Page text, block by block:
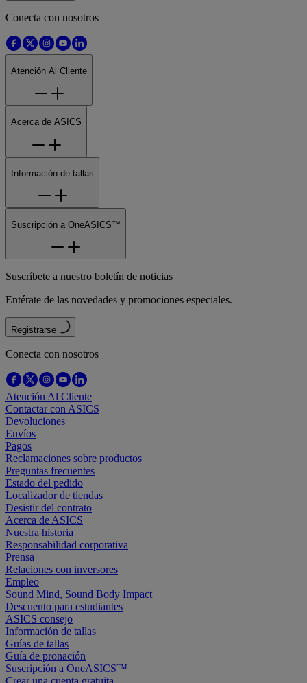
Conecta con nosotros
Atención Al Cliente
Acerca de ASICS
Información de tallas
Suscripción a OneASICS™
Suscríbete a nuestro boletín de noticias
Entérate de las novedades y promociones especiales.
Registrarse
Conecta con nosotros
Atención Al Cliente
Contactar con ASICS
Devoluciones
Envíos
Pagos
Reclamaciones sobre productos
Preguntas frecuentes
Estado del pedido
Localizador de tiendas
Desistir del contrato
Acerca de ASICS
Nuestra historia
Responsabilidad corporativa
Prensa
Relaciones con inversores
Empleo
Sound Mind, Sound Body Impact
Descuento para estudiantes
ASICS consejo
Información de tallas
Guías de tallas
Guía de pronación
Suscripción a OneASICS™
Crear una cuenta gratuita